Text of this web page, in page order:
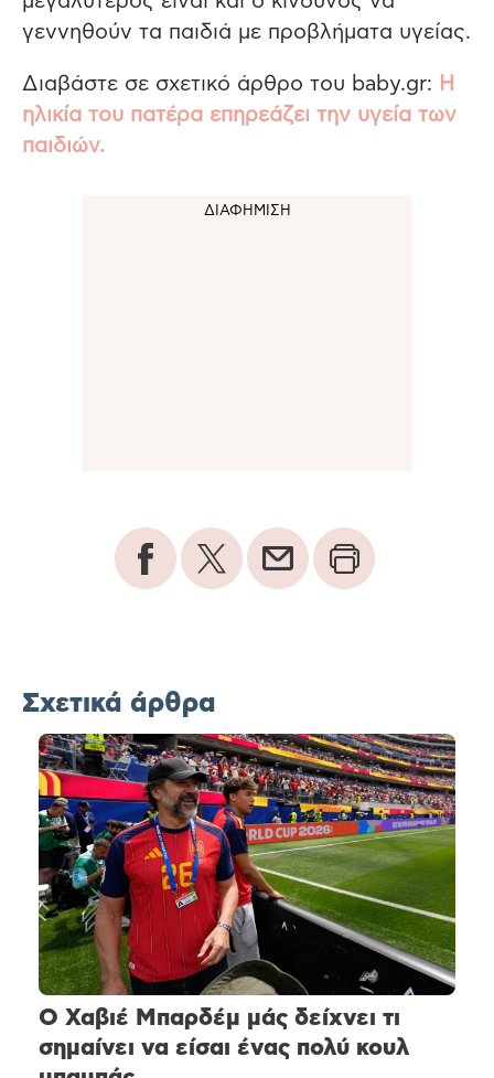
γεννηθούν τα παιδιά με προβλήματα υγείας.
Διαβάστε σε σχετικό άρθρο του baby.gr: Η
ηλικία του πατέρα επηρεάζει την υγεία των
παιδιών.
Σχετικά άρθρα
Ο Χαβιέ Μπαρδέμ μάς δείχνει τι
σημαίνει να είσαι ένας πολύ κουλ